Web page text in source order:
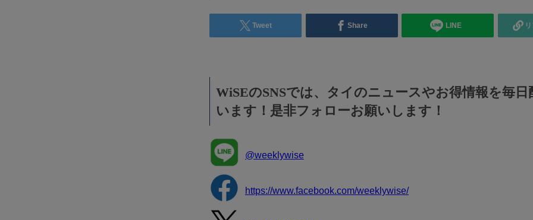
Tweet Share LINE
WiSEのSNSでは、タイのニュースやお得情報を毎日
います！是非フォローお願いします！
@weeklywise
https://www.facebook.com/weeklywise/